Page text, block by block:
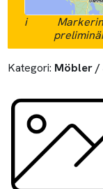
i
Kategori: Möbler /